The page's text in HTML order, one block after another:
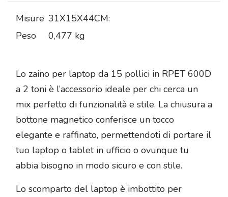
Misure 31X15X44CM:
Peso
0,477 kg
Lo zaino per laptop da 15 pollici in RPET 600D
a 2 toni è l’accessorio ideale per chi cerca un
mix perfetto di funzionalità e stile. La chiusura a
bottone magnetico conferisce un tocco
elegante e raffinato, permettendoti di portare il
tuo laptop o tablet in ufficio o ovunque tu
abbia bisogno in modo sicuro e con stile.
Lo scomparto del laptop è imbottito per